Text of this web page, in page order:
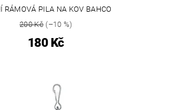
RÁMOVÁ PILA NA KOV BAHCO
200 Kč(–10 %)
180 Kč